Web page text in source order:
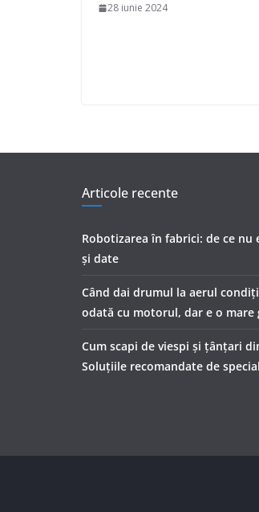
28 iunie 2024
Articole recente
Robotizarea în fabrici: de ce
și date
Când dai drumul la aerul
odată cu motorul, dar e o mare
Cum scapi de viespi și țânțari
Soluțiile recomandate de